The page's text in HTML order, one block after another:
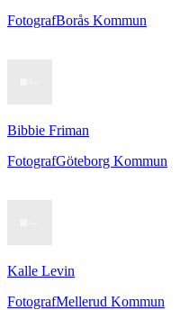
FotografBorås Kommun
Bibbie Friman
FotografGöteborg Kommun
Kalle Levin
FotografMellerud Kommun